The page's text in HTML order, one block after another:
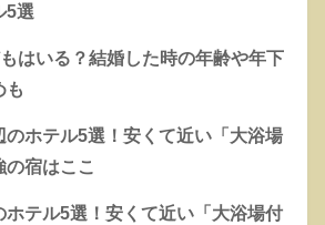
5選
はいる？結婚した時の年齢や年下
も
のホテル5選！安くて近い「大浴場
宿はここ
ホテル5選！安くて近い「大浴場付